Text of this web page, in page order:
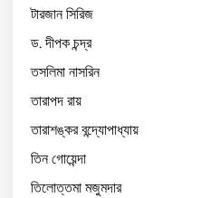
টারজান সিরিজ
ড. দীপক চন্দ্র
তসলিমা নাসরিন
তারাপদ রায়
তারাশঙ্কর বন্দ্যোপাধ্যায়
তিন গোয়েন্দা
তিলোত্তমা মজুমদার